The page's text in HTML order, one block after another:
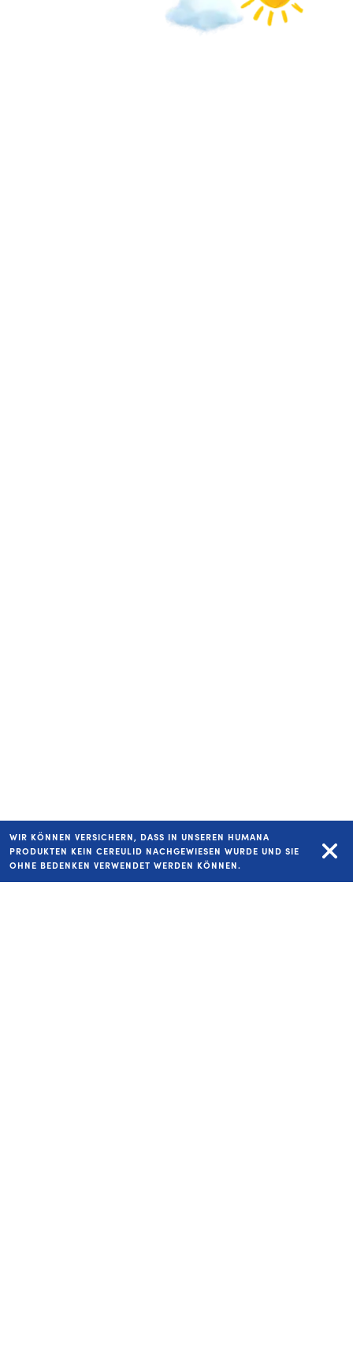
WIR KÖNNEN VERSICHERN, DASS IN UNSEREN HUMANA
PRODUKTEN KEIN CEREULID NACHGEWIESEN WURDE UND SIE
OHNE BEDENKEN VERWENDET WERDEN KÖNNEN.